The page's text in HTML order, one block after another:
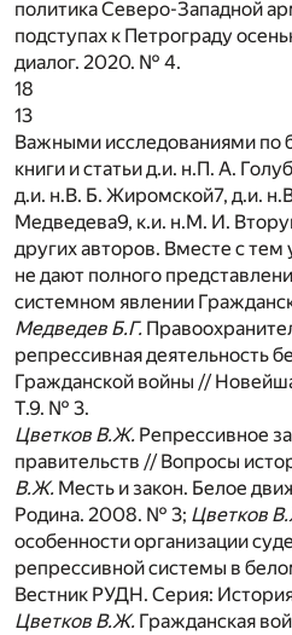
политика Северо-Западной
подступах к Петрограду
диалог. 2020. № 4.
18
13
Важными исследованиями по
книги и статьи д.и. н.П. А.
д.и. н.В. Б. Жиромской7, д.и.
Медведева9, к.и. н.М. И.
других авторов. Вместе с тем
не дают полного
системном явлении
Медведев Б.Г.
репрессивная деятельность
Гражданской войны //
Т.9. № 3.
Цветков В.Ж. Репрессивное
правительств // Вопросы
В.Ж. Месть и закон. Белое
Родина. 2008. № 3; Цветков
особенности организации
репрессивной системы в
Вестник РУДН. Серия:
Цветков В.Ж. Гражданская